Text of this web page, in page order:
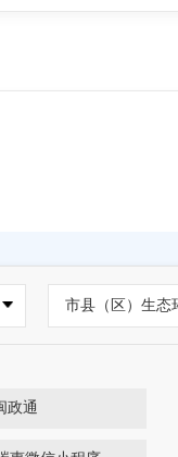
深防御”设计原则
衡、先进性与成熟
，“华龙一号”国内
市县（区）生态
政通